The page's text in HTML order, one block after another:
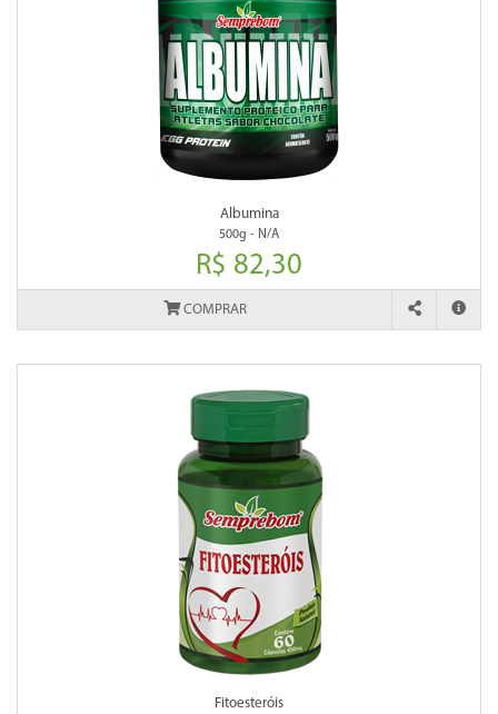
Albumina
500g - N/A
R$ 82,30
COMPRAR
Fitoesteróis